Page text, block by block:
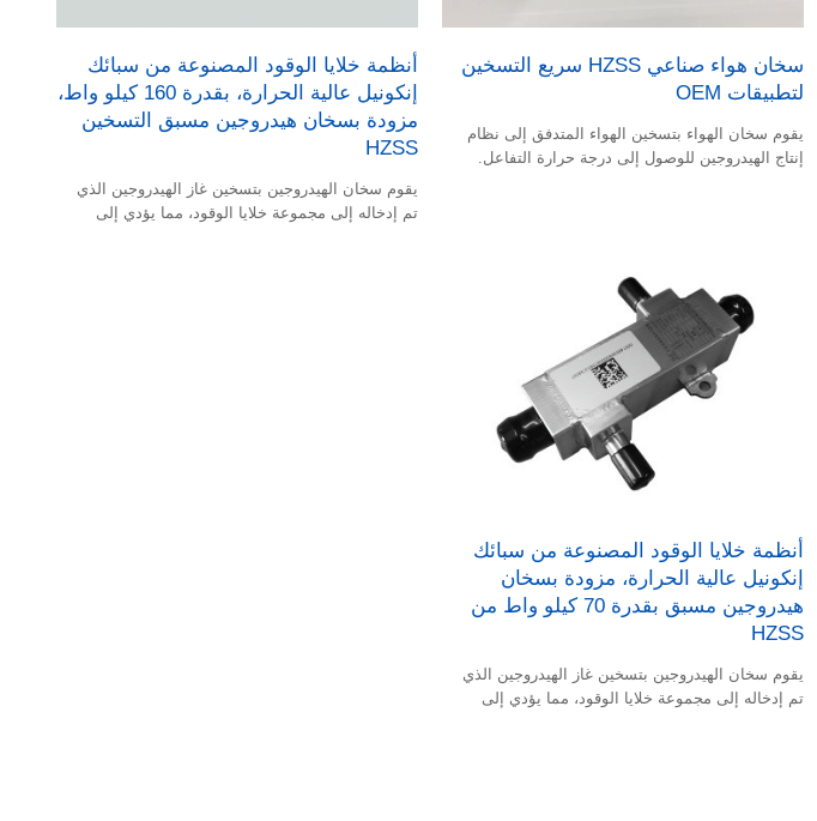
سخان هواء صناعي HZSS سريع التسخين
لتطبيقات OEM
يقوم سخان الهواء بتسخين الهواء المتدفق إلى نظام
إنتاج الهيدروجين للوصول إلى درجة حرارة التفاعل.
أنظمة خلايا الوقود المصنوعة من سبائك
إنكونيل عالية الحرارة، بقدرة 160 كيلو واط،
مزودة بسخان هيدروجين مسبق التسخين
HZSS
يقوم سخان الهيدروجين بتسخين غاز الهيدروجين الذي
تم إدخاله إلى مجموعة خلايا الوقود، مما يؤدي إلى
أنظمة خلايا الوقود المصنوعة من سبائك
إنكونيل عالية الحرارة، مزودة بسخان
هيدروجين مسبق بقدرة 70 كيلو واط من
HZSS
يقوم سخان الهيدروجين بتسخين غاز الهيدروجين الذي
تم إدخاله إلى مجموعة خلايا الوقود، مما يؤدي إلى